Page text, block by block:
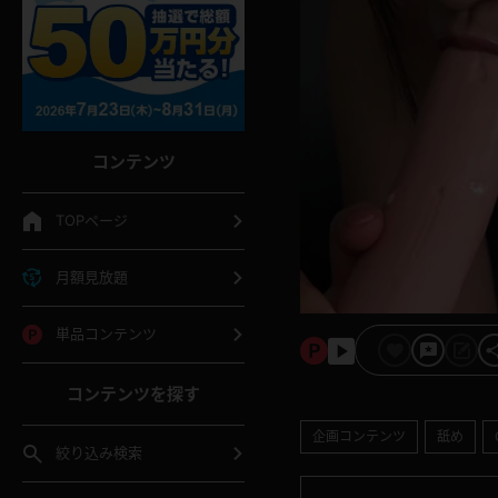
コンテンツ
TOPページ
月額見放題
単品コンテンツ
コンテンツを探す
絞り込み検索
企画コンテンツ 舐め